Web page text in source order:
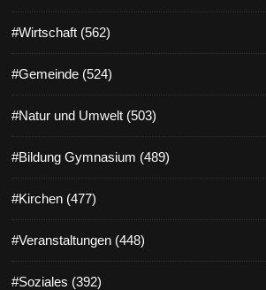
#Wirtschaft (562)
#Gemeinde (524)
#Natur und Umwelt (503)
#Bildung Gymnasium (489)
#Kirchen (477)
#Veranstaltungen (448)
#Soziales (392)